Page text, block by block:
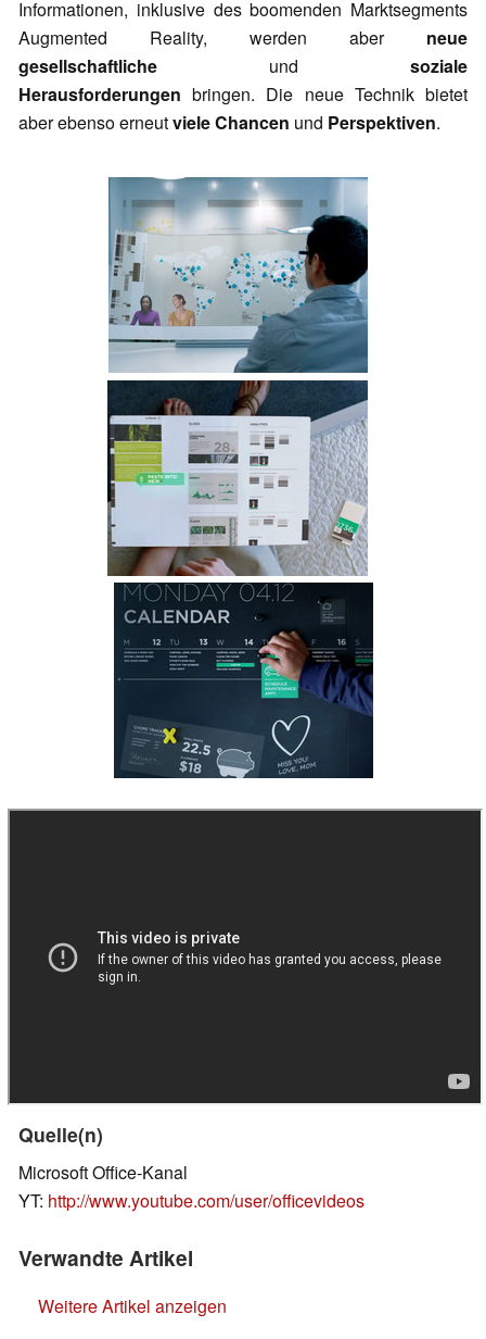
Informationen, inklusive des boomenden Marktsegments
Augmented Reality, werden aber neue
gesellschaftliche und soziale
Herausforderungen bringen. Die neue Technik bietet
aber ebenso erneutviele Chancen und Perspektiven.
Quelle(n)
Microsoft Office-Kanal
YT: http://www.youtube.com/user/officevideos
Verwandte Artikel
Weitere Artikel anzeigen